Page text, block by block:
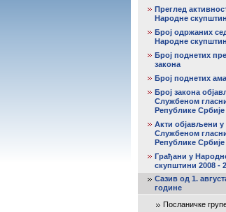
Преглед
Народне
Број одржаних
Народне
Број поднетих
закона
Број поднетих
Број закона
Службеном
Републике Србије
Акти објављени у
Службеном
Републике Србије
Грађани у
скупштини 2008 -
Сазив од 1.
године
Посланичке